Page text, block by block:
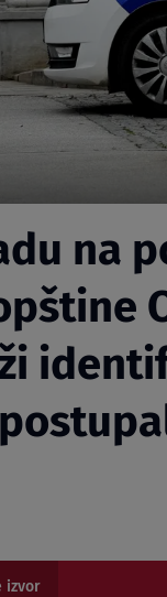
na
izvor